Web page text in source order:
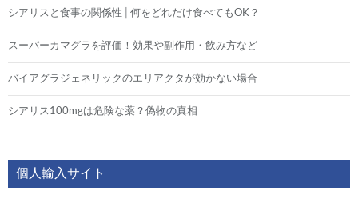
シアリスと食事の関係性│何をどれだけ食べてもOK？
スーパーカマグラを評価！効果や副作用・飲み方など
バイアグラジェネリックのエリアクタが効かない場合
シアリス100mgは危険な薬？偽物の真相
個人輸入サイト